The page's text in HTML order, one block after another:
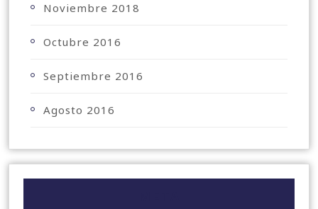
Noviembre 2018
Octubre 2016
Septiembre 2016
Agosto 2016